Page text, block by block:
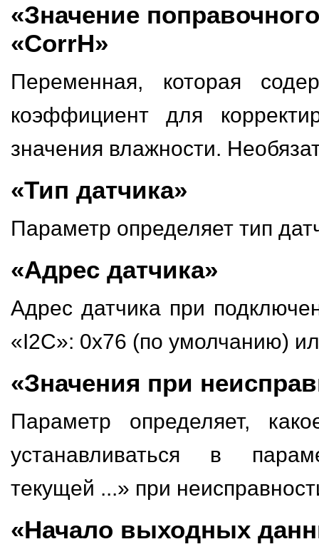
«Значение
«CorrH»
Переменная, которая
коэффициент для
значения влажности.
«Тип датчика»
Параметр определяет тип
«Адрес датчика»
Адрес датчика при
«I2C»: 0x76 (по умолчанию)
«Значения при
Параметр определяет,
устанавливаться в
текущей ...» при
«Начало выходных